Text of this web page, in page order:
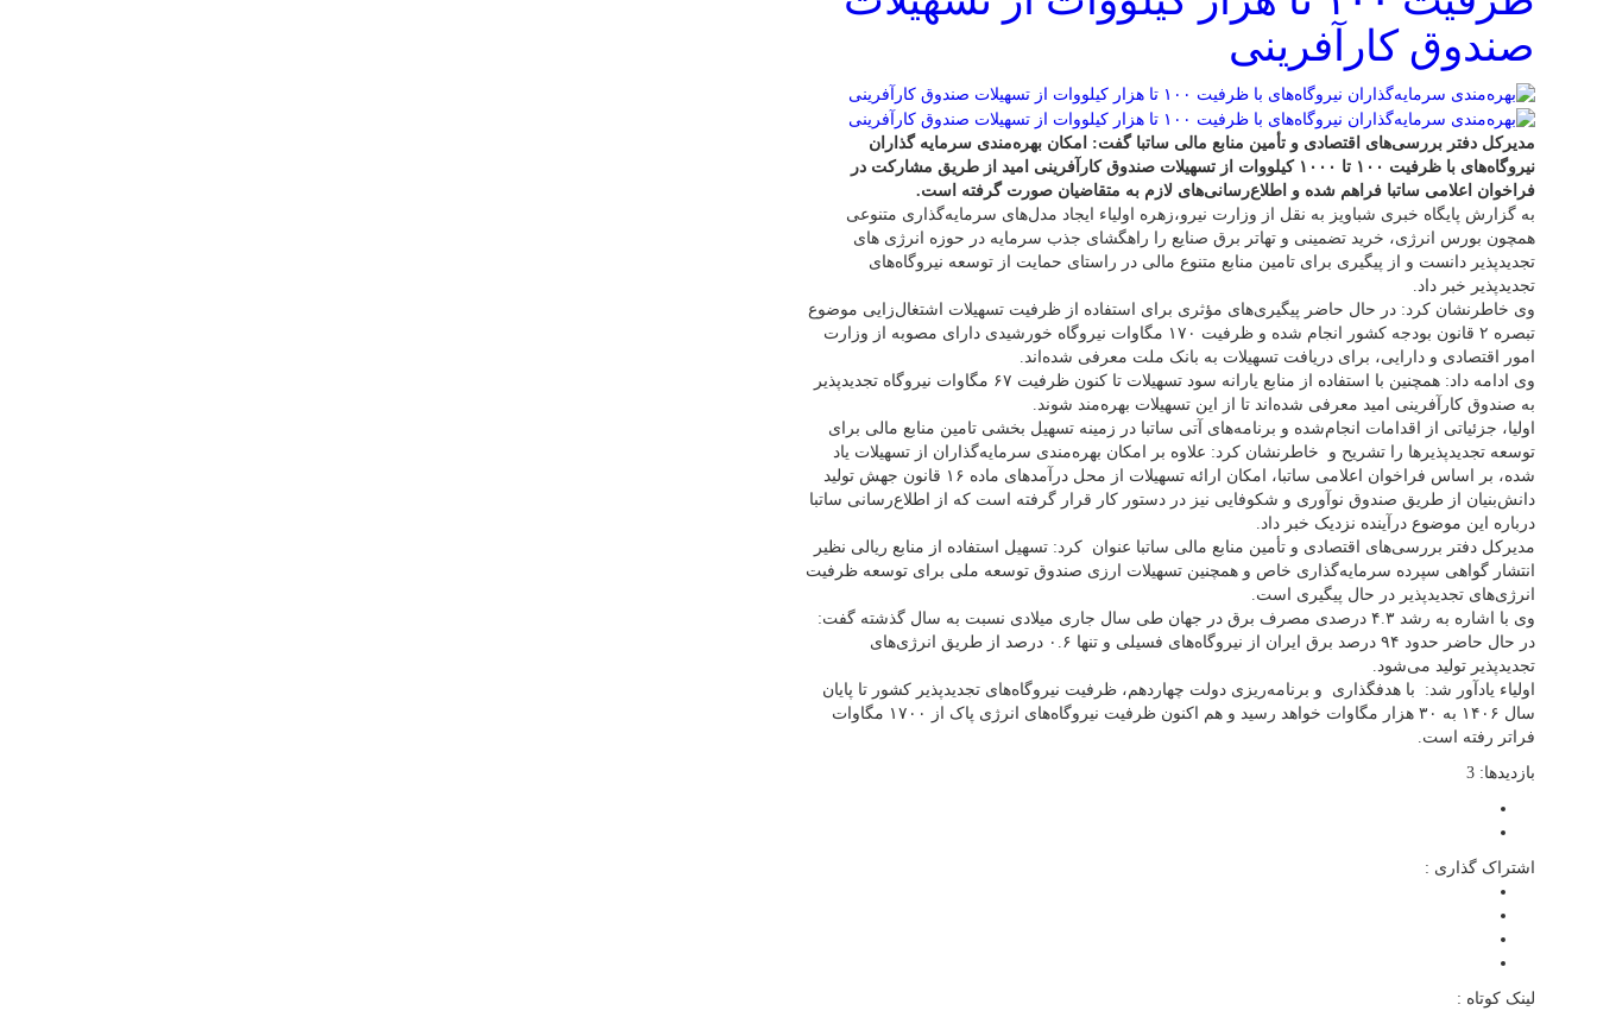
صندوق کارآفرینی
مدیرکل دفتر بررسی‌های اقتصادی و تأمین منابع مالی ساتبا گفت: امکان بهره‌مندی سرمایه گذاران
نیروگاه‌های با ظرفیت ۱۰۰ تا ۱۰۰۰ کیلووات از تسهیلات صندوق کارآفرینی امید از طریق مشارکت در
فراخوان اعلامی ساتبا فراهم شده و اطلاع‌رسانی‌های لازم به متقاضیان صورت گرفته است.
به گزارش پایگاه خبری شباویز به نقل از وزارت نیرو،زهره اولیاء ایجاد مدل‌های سرمایه‌گذاری متنوعی
همچون بورس انرژی، خرید تضمینی و تهاتر برق صنایع را راهگشای جذب سرمایه در حوزه انرژی های
تجدیدپذیر دانست و از پیگیری برای تامین منابع متنوع مالی در راستای حمایت از توسعه نیروگاه‌های
تجدیدپذیر خبر داد.
وی خاطرنشان کرد: در حال حاضر پیگیری‌های مؤثری برای استفاده از ظرفیت تسهیلات اشتغال‌زایی موضوع
تبصره ۲ قانون بودجه کشور انجام شده و ظرفیت ۱۷۰ مگاوات نیروگاه خورشیدی دارای مصوبه از وزارت
امور اقتصادی و دارایی، برای دریافت تسهیلات به بانک ملت معرفی شده‌اند.
وی ادامه داد: همچنین با استفاده از منابع یارانه سود تسهیلات تا کنون ظرفیت ۶۷ مگاوات نیروگاه تجدیدپذیر
به صندوق کارآفرینی امید معرفی شده‌اند تا از این تسهیلات بهره‌مند شوند.
اولیا، جزئیاتی از اقدامات انجام‌شده و برنامه‌های آتی ساتبا در زمینه تسهیل بخشی تامین منابع مالی برای
توسعه تجدیدپذیرها را تشریح و خاطرنشان کرد: علاوه بر امکان بهره‌مندی سرمایه‌گذاران از تسهیلات یاد
شده، بر اساس فراخوان اعلامی ساتبا، امکان ارائه تسهیلات از محل درآمدهای ماده ۱۶ قانون جهش تولید
دانش‌بنیان از طریق صندوق نوآوری و شکوفایی نیز در دستور کار قرار گرفته است که از اطلاع‌رسانی ساتبا
درباره این موضوع درآینده نزدیک خبر داد.
مدیرکل دفتر بررسی‌های اقتصادی و تأمین منابع مالی ساتبا عنوان کرد: تسهیل استفاده از منابع ریالی نظیر
انتشار گواهی سپرده سرمایه‌گذاری خاص و همچنین تسهیلات ارزی صندوق توسعه ملی برای توسعه ظرفیت
انرژی‌های تجدیدپذیر در حال پیگیری است.
وی با اشاره به رشد ۴.۳ درصدی مصرف برق در جهان طی سال جاری میلادی نسبت به سال گذشته گفت:
در حال حاضر حدود ۹۴ درصد برق ایران از نیروگاه‌های فسیلی و تنها ۰.۶ درصد از طریق انرژی‌های
تجدیدپذیر تولید می‌شود.
اولیاء یادآور شد: با هدفگذاری و برنامه‌ریزی دولت چهاردهم، ظرفیت نیروگاه‌های تجدیدپذیر کشور تا پایان
سال ۱۴۰۶ به ۳۰ هزار مگاوات خواهد رسید و هم اکنون ظرفیت نیروگاه‌های انرژی پاک از ۱۷۰۰ مگاوات
فراتر رفته است.
بازدیدها: 3
اشتراک گذاری :
لینک کوتاه :